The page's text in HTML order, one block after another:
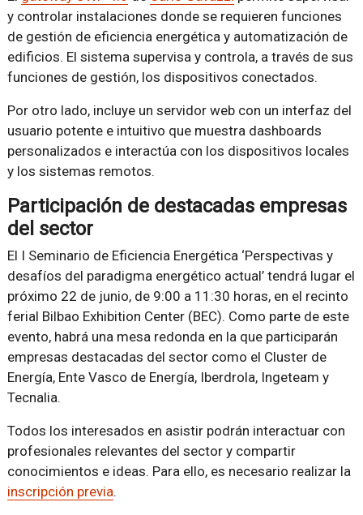
y controlar instalaciones donde se requieren funciones
de gestión de eficiencia energética y automatización de
edificios. El sistema supervisa y controla, a través de sus
funciones de gestión, los dispositivos conectados.
Por otro lado, incluye un servidor web con un interfaz del
usuario potente e intuitivo que muestra dashboards
personalizados e interactúa con los dispositivos locales
y los sistemas remotos.
Participación de destacadas empresas
del sector
El I Seminario de Eficiencia Energética ‘Perspectivas y
desafíos del paradigma energético actual’ tendrá lugar el
próximo 22 de junio, de 9:00 a 11:30 horas, en el recinto
ferial Bilbao Exhibition Center (BEC). Como parte de este
evento, habrá una mesa redonda en la que participarán
empresas destacadas del sector como el Cluster de
Energía, Ente Vasco de Energía, Iberdrola, Ingeteam y
Tecnalia.
Todos los interesados en asistir podrán interactuar con
profesionales relevantes del sector y compartir
conocimientos e ideas. Para ello, es necesario realizar la
inscripción previa.